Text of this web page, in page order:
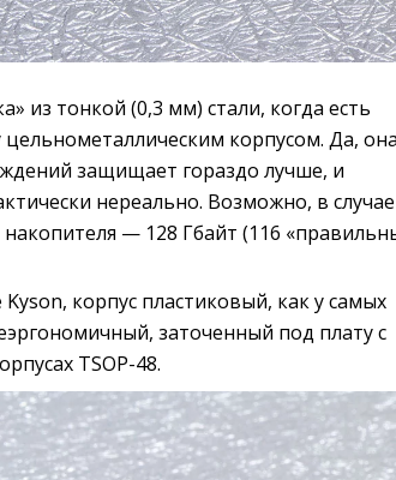
из тонкой (0,3 мм) стали, когда есть
корпусом. Да,
защищает гораздо лучше, и
нереально. Возможно, в случае
— 128 Гбайт (116
корпус пластиковый, как у самых
заточенный под плату с
TSOP-48.